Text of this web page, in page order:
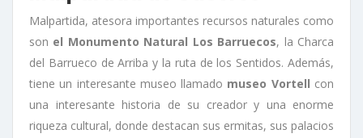
Malpartida, atesora importantes recursos naturales como
son el Monumento Natural Los Barruecos, la Charca
del Barrueco de Arriba y la ruta de los Sentidos. Además,
tiene un interesante museo llamado museo Vortell con
una interesante historia de su creador y una enorme
riqueza cultural, donde destacan sus ermitas, sus palacios